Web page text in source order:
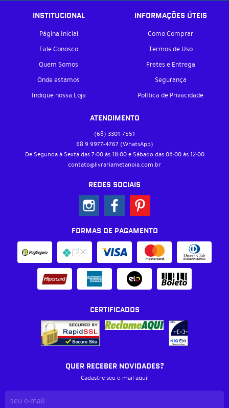
INSTITUCIONAL
Página Inicial
Fale Conosco
Quem Somos
Onde estamos
Indique nossa Loja
INFORMAÇÕES ÚTEIS
Como Comprar
Termos de Uso
Fretes e Entrega
Segurança
Política de Privacidade
ATENDIMENTO
(68) 3301-7551
68 9 9977-4767 (WhatsApp)
De Segunda à Sexta das 7:00 às 18:00 e Sábado das 08:00 às 12:00
contato@livrariametanoia.com.br
REDES SOCIAIS
FORMAS DE PAGAMENTO
CERTIFICADOS
QUER RECEBER NOVIDADES?
Cadastre seu e-mail aqui!